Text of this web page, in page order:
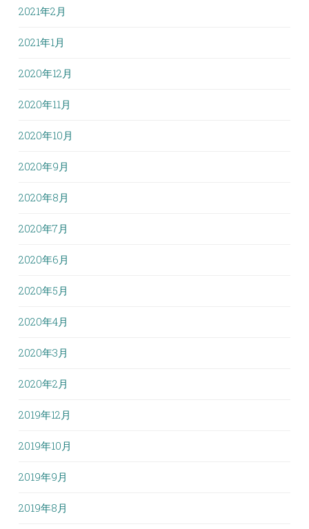
2021年2月
2021年1月
2020年12月
2020年11月
2020年10月
2020年9月
2020年8月
2020年7月
2020年6月
2020年5月
2020年4月
2020年3月
2020年2月
2019年12月
2019年10月
2019年9月
2019年8月